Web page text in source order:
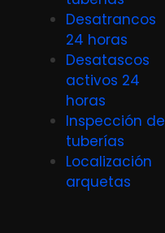
Desatrancos
24 horas
Desatascos
activos 24
horas
Inspección de
tuberías
Localización
arquetas